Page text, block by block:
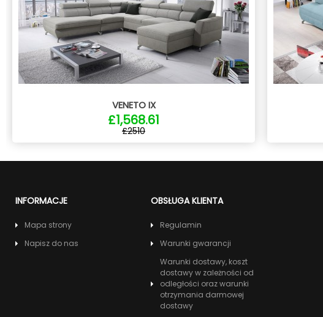
VENETO IX
£1,568.61
£2510
INFORMACJE
Mapa strony
Napisz do nas
OBSŁUGA KLIENTA
Regulamin
Warunki gwarancji
Warunki dostawy, koszt
dostawy w zależności od
odległości oraz warunki
otrzymania darmowej
dostawy